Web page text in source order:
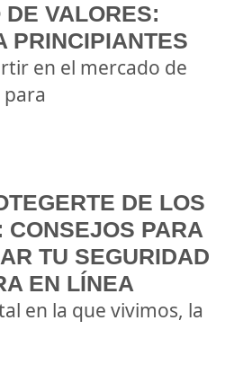
VALORES:
PRINCIPIANTES
en el mercado de
DE LOS
CONSEJOS PARA
TU SEGURIDAD
EN LÍNEA
en la que vivimos, la